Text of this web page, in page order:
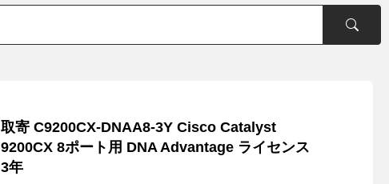
取寄 C9200CX-DNAA8-3Y Cisco Catalyst
9200CX 8ポート用 DNA Advantage ライセンス
3年